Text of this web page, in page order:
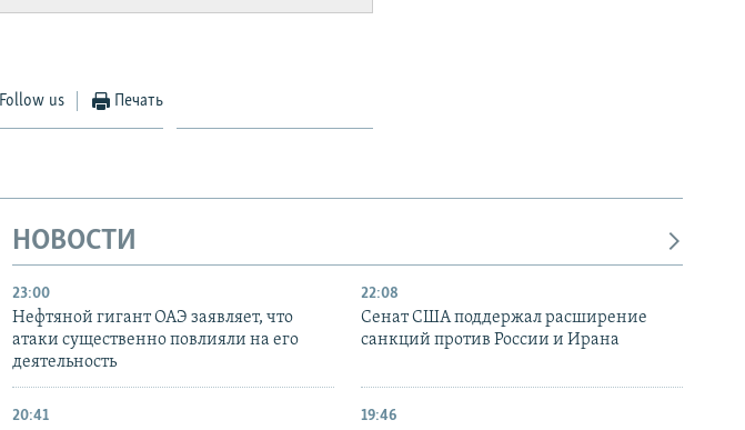
Follow us Печать
НОВОСТИ
23:00
Нефтяной гигант ОАЭ заявляет, что
атаки существенно повлияли на его
деятельность
22:08
Сенат США поддержал расширение
санкций против России и Ирана
20:41 19:46